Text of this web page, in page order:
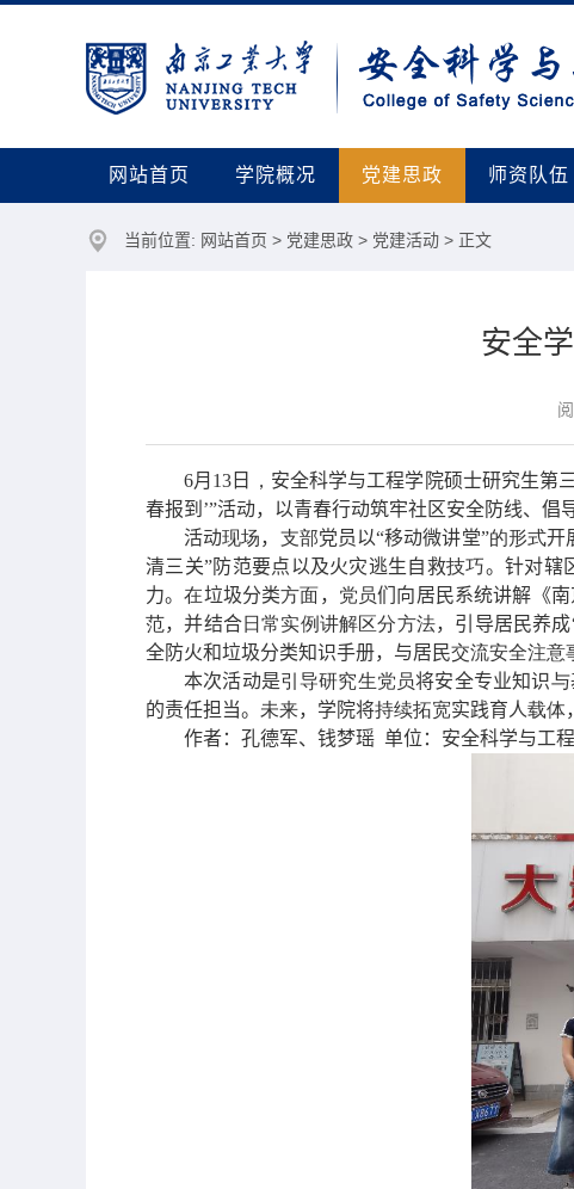
网站首页 学院概况 党建思政 师资队伍
当前位置: 网站首页 > 党建思政 > 党建活动 > 正文
安全
6月13日 ， 安全科学与工程学院硕士研究生第
春报到 ’”活动，以青春行动筑牢社区安全防线、倡
活动现场， 支部党员以“移动微讲堂”的形式开
清三关”防范要点以及火灾逃生自救技巧。针对辖
力。在垃圾分类方面， 党员们向居民系统讲解《南
范，并结合日常实例讲解区分方法，引导居民养
全防火和垃圾分类知识手册，与居民交流安全注意
本次活动是引导研究生党员将安全专业知识与
的责任担当。 未来，学院将持续拓宽实践育人载体
作者：孔德军、钱梦瑶  单位：安全科学与工程